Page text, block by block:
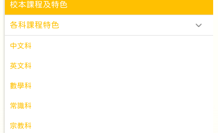
校本課程及特色
各科課程特色
中文科
英文科
數學科
常識科
宗教科